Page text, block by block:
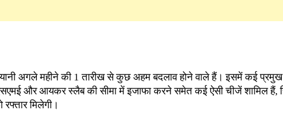
यानी अगले महीने की 1 तारीख से कुछ अहम बदलाव होने वाले हैं। इसमें कई प्रमुख
और आयकर स्लैब की सीमा में इजाफा करने समेत कई ऐसी चीजें शामिल हैं,
मिलेगी।